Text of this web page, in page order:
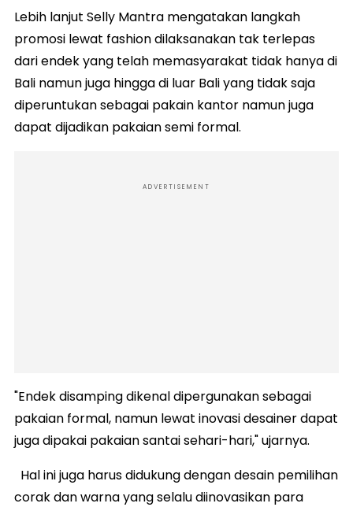
Lebih lanjut Selly Mantra mengatakan langkah
promosi lewat fashion dilaksanakan tak terlepas
dari endek yang telah memasyarakat tidak hanya di
Bali namun juga hingga di luar Bali yang tidak saja
diperuntukan sebagai pakain kantor namun juga
dapat dijadikan pakaian semi formal.
ADVERTISEMENT
"Endek disamping dikenal dipergunakan sebagai
pakaian formal, namun lewat inovasi desainer dapat
juga dipakai pakaian santai sehari-hari," ujarnya.
Hal ini juga harus didukung dengan desain pemilihan
corak dan warna yang selalu diinovasikan para